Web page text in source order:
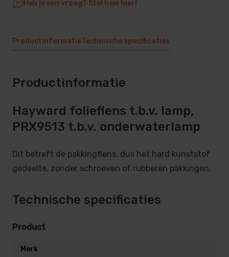
Heb je een vraag? Stel hem hier!
ProductinformatieTechnische specificaties
Productinformatie
Hayward folieflens t.b.v. lamp,
PRX9513 t.b.v. onderwaterlamp
Dit betreft de pakkingflens, dus het hard kunststof
gedeelte, zonder schroeven of rubberen pakkingen.
Technische specificaties
Product
Merk